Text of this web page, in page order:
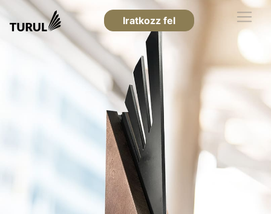
Iratkozz fel